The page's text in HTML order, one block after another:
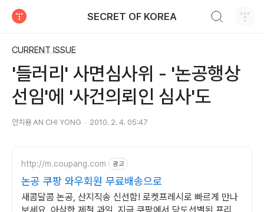
SECRET OF KOREA
CURRENT ISSUE
'들러리' 사면심사위 - '논공행상
선임'에 '사건의뢰인 심사'도
안치용 AN CHI YONG 2010. 2. 4. 05:47
http://m.coupang.com 광고
논공 쿠팡 와우회원 무료배송으로
새콤달콤 논공, 산지직송 신선함! 로켓프레시로 빠르게 만나